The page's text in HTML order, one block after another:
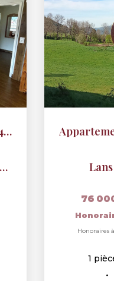
Appartement 2 pièces 38.46 m2
76
Honoraires
1